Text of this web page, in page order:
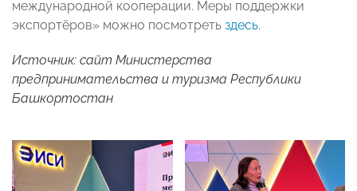
международной кооперации. Меры поддержки
экспортёров» можно посмотреть здесь.
Источник: сайт Министерства
предпринимательства и туризма Республики
Башкортостан